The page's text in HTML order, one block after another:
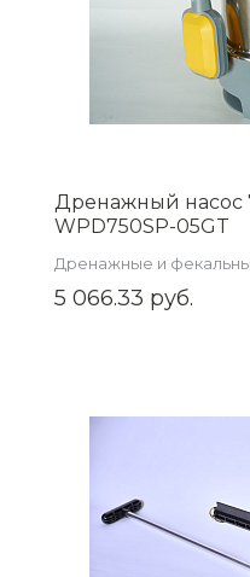
Дренажный насос
WPD750SP-05GT
Дренажные и
5 066.33 руб.